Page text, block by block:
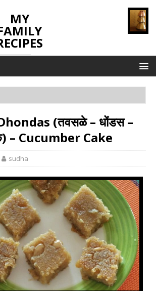
MY
(तवसळे – धोंडस –
– Cucumber Cake
sudha